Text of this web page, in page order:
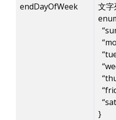
endDayOfWeek
文字
}